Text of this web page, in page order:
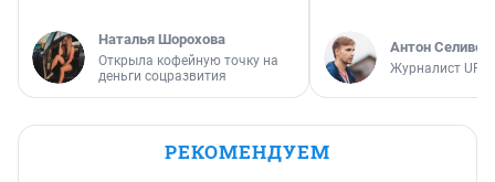
Наталья Шорохова
Открыла кофейную точку на
деньги соцразвития
Антон
Журналист
РЕКОМЕНДУЕМ